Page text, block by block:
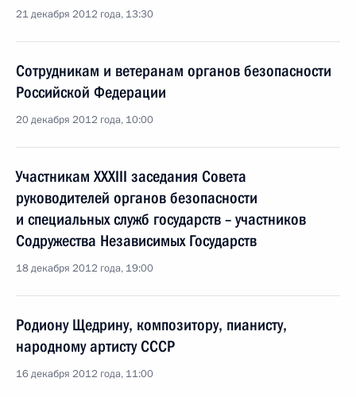
21 декабря 2012 года, 13:30
Сотрудникам и ветеранам органов безопасности
Российской Федерации
20 декабря 2012 года, 10:00
Участникам XXXIII заседания Совета
руководителей органов безопасности
и специальных служб государств – участников
Содружества Независимых Государств
18 декабря 2012 года, 19:00
Родиону Щедрину, композитору, пианисту,
народному артисту СССР
16 декабря 2012 года, 11:00